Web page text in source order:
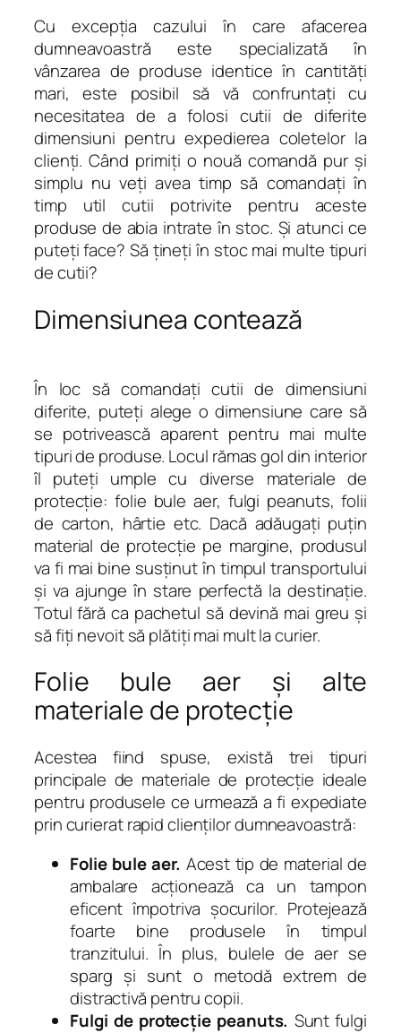
Cu excepţia cazului în care afacerea
dumneavoastră este specializată în
vânzarea de produse identice în cantităţi
mari, este posibil să vă confruntaţi cu
necesitatea de a folosi cutii de diferite
dimensiuni pentru expedierea coletelor la
clienţi. Când primiţi o nouă comandă pur şi
simplu nu veţi avea timp să comandaţi în
timp util cutii potrivite pentru aceste
produse de abia intrate în stoc. Şi atunci ce
puteţi face? Să ţineţi în stoc mai multe tipuri
de cutii?
Dimensiunea contează
În loc să comandaţi cutii de dimensiuni
diferite, puteţi alege o dimensiune care să
se potrivească aparent pentru mai multe
tipuri de produse. Locul rămas gol din interior
îl puteţi umple cu diverse materiale de
protecţie: folie bule aer, fulgi peanuts, folii
de carton, hârtie etc. Dacă adăugaţi puţin
material de protecţie pe margine, produsul
va fi mai bine susţinut în timpul transportului
şi va ajunge în stare perfectă la destinaţie.
Totul fără ca pachetul să devină mai greu şi
să fiţi nevoit să plătiţi mai mult la curier.
Folie bule aer şi alte
materiale de protecţie
Acestea fiind spuse, există trei tipuri
principale de materiale de protecţie ideale
pentru produsele ce urmează a fi expediate
prin curierat rapid clienţilor dumneavoastră:
Folie bule aer. Acest tip de material de
ambalare acţionează ca un tampon
eficent împotriva şocurilor. Protejează
foarte bine produsele în timpul
tranzitului. În plus, bulele de aer se
sparg şi sunt o metodă extrem de
distractivă pentru copii.
Fulgi de protecţie peanuts. Sunt fulgi